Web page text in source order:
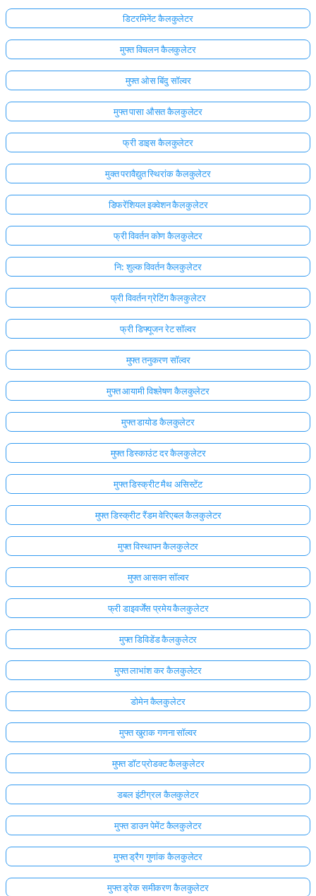
डिटरमिनेंट कैलकुलेटर
मुफ्त विचलन कैलकुलेटर
मुफ्त ओस बिंदु सॉल्वर
मुफ्त पासा औसत कैलकुलेटर
फ्री डाइस कैलकुलेटर
मुक्त परावैद्युत स्थिरांक कैलकुलेटर
डिफरेंशियल इक्वेशन कैलकुलेटर
फ्री विवर्तन कोण कैलकुलेटर
नि: शुल्क विवर्तन कैलकुलेटर
फ्री विवर्तन ग्रेटिंग कैलकुलेटर
फ्री डिफ्यूजन रेट सॉल्वर
मुफ्त तनुकरण सॉल्वर
मुफ्त आयामी विश्लेषण कैलकुलेटर
मुफ्त डायोड कैलकुलेटर
मुफ्त डिस्काउंट दर कैलकुलेटर
मुफ्त डिस्क्रीट मैथ असिस्टेंट
मुफ्त डिस्क्रीट रैंडम वेरिएबल कैलकुलेटर
मुफ्त विस्थापन कैलकुलेटर
मुफ्त आसवन सॉल्वर
फ्री डाइवर्जेंस प्रमेय कैलकुलेटर
मुफ्त डिविडेंड कैलकुलेटर
मुफ्त लाभांश कर कैलकुलेटर
डोमेन कैलकुलेटर
मुफ्त खुराक गणना सॉल्वर
मुफ्त डॉट प्रोडक्ट कैलकुलेटर
डबल इंटीग्रल कैलकुलेटर
मुफ्त डाउन पेमेंट कैलकुलेटर
मुफ्त ड्रैग गुणांक कैलकुलेटर
मुफ्त ड्रेक समीकरण कैलकुलेटर